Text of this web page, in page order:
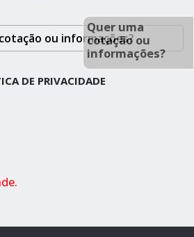
Quer uma
cotação ou
informações?
ou informações?
DE PRIVACIDADE